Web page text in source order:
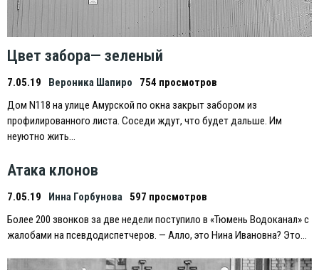
Цвет забора— зеленый
7.05.19 Вероника Шапиро
754 просмотров
Дом N118 на улице Амурской по окна закрыт забором из
профилированного листа. Соседи ждут, что будет дальше. Им
неуютно жить…
Атака клонов
7.05.19 Инна Горбунова
597 просмотров
Более 200 звонков за две недели поступило в «Тюмень Водоканал» с
жалобами на псевдодиспетчеров. — Алло, это Нина Ивановна? Это…